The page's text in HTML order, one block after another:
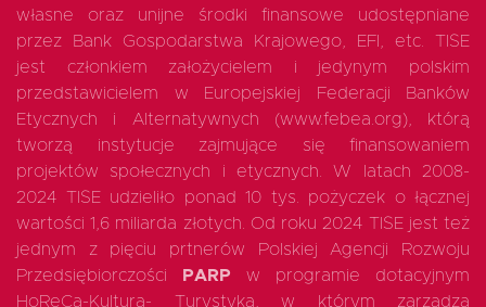
własne oraz unijne środki finansowe udostępniane
przez Bank Gospodarstwa Krajowego, EFI, etc. TISE
jest członkiem założycielem i jedynym polskim
przedstawicielem w Europejskiej Federacji Banków
Etycznych i Alternatywnych (www.febea.org), którą
tworzą instytucje zajmujące się finansowaniem
projektów społecznych i etycznych. W latach 2008-
2024 TISE udzieliło ponad 10 tys. pożyczek o łącznej
wartości 1,6 miliarda złotych. Od roku 2024 TISE jest też
jednym z pięciu prtnerów Polskiej Agencji Rozwoju
Przedsiębiorczości
PARP w programie dotacyjnym
HoReCa-Kultura- Turystyka, w którym zarządza